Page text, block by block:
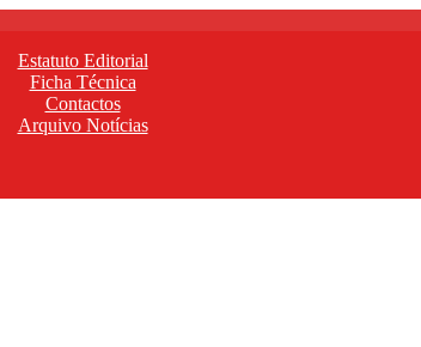
Estatuto Editorial
Ficha Técnica
Contactos
Arquivo Notícias